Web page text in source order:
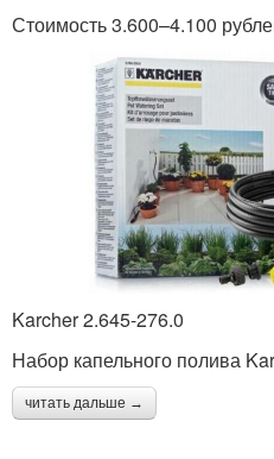
Стоимость 3.600–4.100
Karcher 2.645-276.0
Набор капельного полива
читать дальше →